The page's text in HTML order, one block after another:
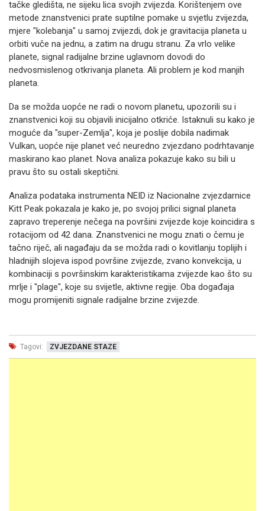
tačke gledišta, ne sijeku lica svojih zvijezda. Korištenjem ove
metode znanstvenici prate suptilne pomake u svjetlu zvijezda,
mjere "kolebanja" u samoj zvijezdi, dok je gravitacija planeta u
orbiti vuče na jednu, a zatim na drugu stranu. Za vrlo velike
planete, signal radijalne brzine uglavnom dovodi do
nedvosmislenog otkrivanja planeta. Ali problem je kod manjih
planeta.
Da se možda uopće ne radi o novom planetu, upozorili su i
znanstvenici koji su objavili inicijalno otkriće. Istaknuli su kako je
moguće da "super-Zemlja", koja je poslije dobila nadimak
Vulkan, uopće nije planet već neuredno zvjezdano podrhtavanje
maskirano kao planet. Nova analiza pokazuje kako su bili u
pravu što su ostali skeptični.
Analiza podataka instrumenta NEID iz Nacionalne zvjezdarnice
Kitt Peak pokazala je kako je, po svojoj prilici signal planeta
zapravo treperenje nečega na površini zvijezde koje koincidira s
rotacijom od 42 dana. Znanstvenici ne mogu znati o čemu je
tačno riječ, ali nagađaju da se možda radi o kovitlanju toplijih i
hladnijih slojeva ispod površine zvijezde, zvano konvekcija, u
kombinaciji s površinskim karakteristikama zvijezde kao što su
mrlje i "plage", koje su svijetle, aktivne regije. Oba događaja
mogu promijeniti signale radijalne brzine zvijezde.
Tagovi: ZVJEZDANE STAZE